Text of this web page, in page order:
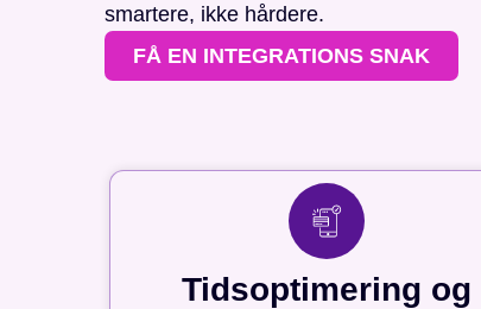
smartere, ikke hårdere.
FÅ EN INTEGRATIONS SNAK
Tidsoptimering og